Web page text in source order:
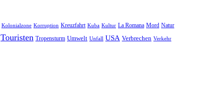
Kolonialzone Korruption Kreuzfahrt Kuba Kultur La Romana Mord Natur
Touristen Tropensturm Umwelt Unfall USA Verbrechen Verkehr